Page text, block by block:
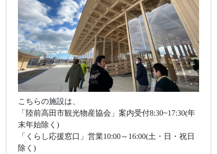
こちらの施設は、
「陸前高田市観光物産協会」案内受付8:30~17:30(年
末年始除く)
「くらし応援窓口」営業10:00～16:00(土・日・祝日
除く)